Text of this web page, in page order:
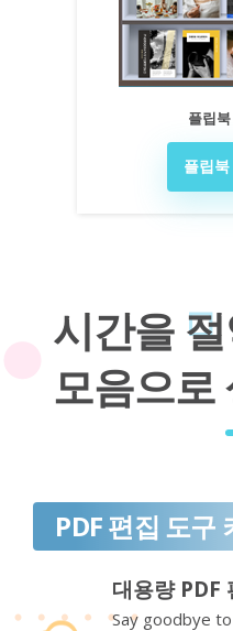
플립
플립
시간을
모음으로
PDF 편집 도구
대용량 PDF
Say goodbye